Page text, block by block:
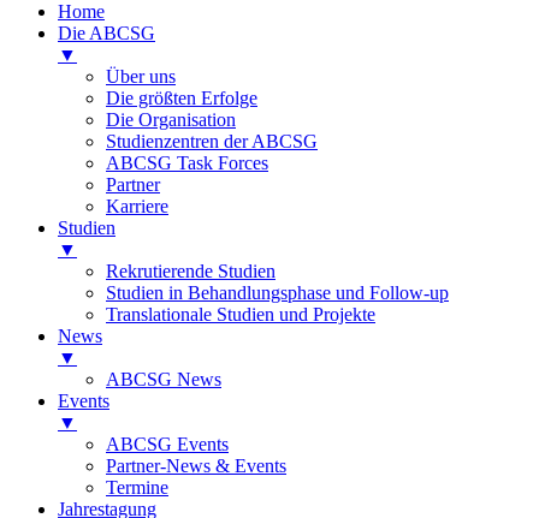
Home
Die ABCSG
▼
Über uns
Die größten Erfolge
Die Organisation
Studienzentren der ABCSG
ABCSG Task Forces
Partner
Karriere
Studien
▼
Rekrutierende Studien
Studien in Behandlungsphase und Follow-up
Translationale Studien und Projekte
News
▼
ABCSG News
Events
▼
ABCSG Events
Partner-News & Events
Termine
Jahrestagung